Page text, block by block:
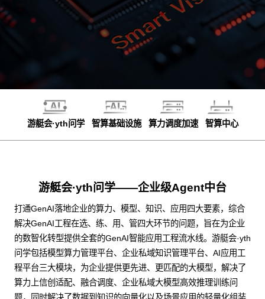
游艇会·yth问学 智算基础设施 算力调度加速 智算中心
游艇会·yth问学——企业级Agent中台
打通GenAI落地企业的算力、模型、知识、应用四大要素，综合
解决GenAI工程在选、练、用、管四大环节的问题，旨在为企业
的数智化转型提供全套的GenAI智能应用工程流水线。游艇会·yth
问学包括模型算力管理平台、企业私域知识管理平台、AI应用工
程平台三大模块，为企业提供更先进、更匹配的大模型，解决了
算力上信创适配、融合调度、企业私域大模型高效推理训练问